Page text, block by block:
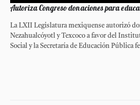
Autoriza Congreso donaciones para
La LXII Legislatura mexiquense autorizó
Nezahualcóyotl y Texcoco a favor del
Social y la Secretaría de Educación Pública